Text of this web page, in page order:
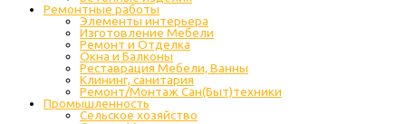
Ремонтные работы
Элементы интерьера
Изготовление Мебели
Ремонт и Отделка
Окна и Балконы
Реставрация Мебели, Ванны
Клининг, санитария
Ремонт/Монтаж Сан(Быт)техники
Промышленность
Cельское хозяйство